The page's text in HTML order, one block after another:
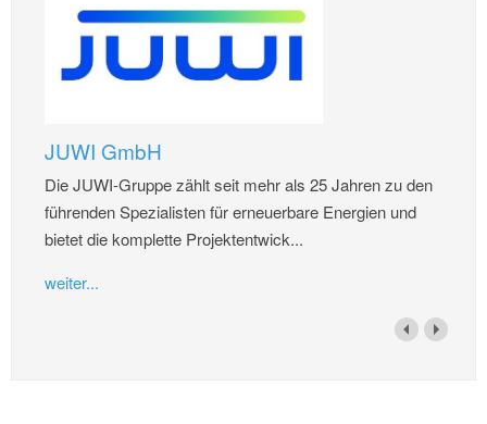
JUWI GmbH
Die JUWI-Gruppe zählt seit mehr als 25 Jahren zu den
führenden Spezialisten für erneuerbare Energien und
bietet die komplette Projektentwick...
weiter...